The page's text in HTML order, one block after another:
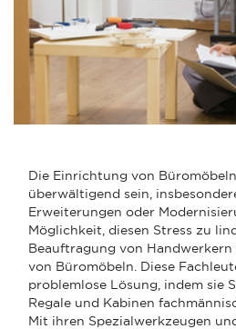
Die Einrichtung von
überwältigend sein,
Erweiterungen oder
Möglichkeit, diesen Stress zu
Beauftragung von
von Büromöbeln. Diese
problemlose Lösung, indem sie
Regale und Kabinen
Mit ihren Spezialwerkzeugen